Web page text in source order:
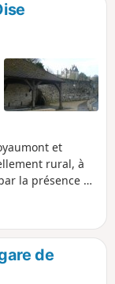
et
rural, à
la présence de
de Carnelle et
villages donne
de